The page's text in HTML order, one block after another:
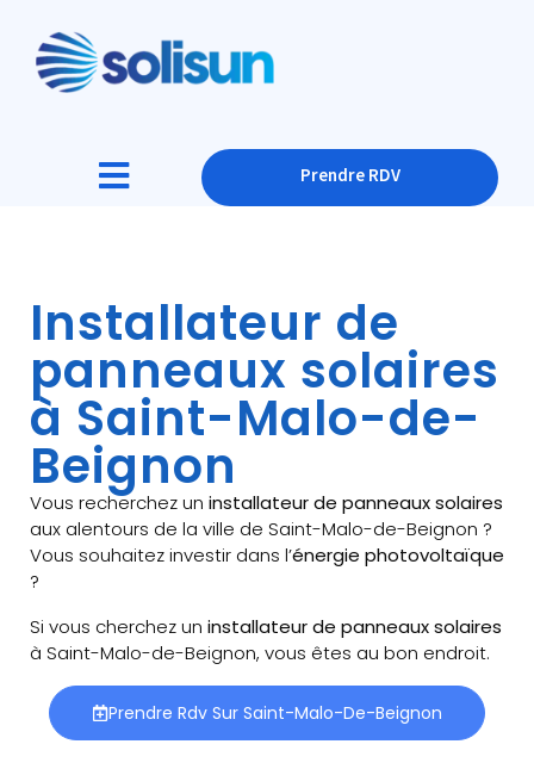
Prendre RDV
Installateur de
panneaux solaires
à Saint-Malo-de-
Beignon
Vous recherchez un installateur de panneaux solaires
aux alentours de la ville de Saint-Malo-de-Beignon ?
Vous souhaitez investir dans l’énergie photovoltaïque
?
Si vous cherchez un installateur de panneaux solaires
à Saint-Malo-de-Beignon, vous êtes au bon endroit.
Prendre Rdv Sur Saint-Malo-De-Beignon